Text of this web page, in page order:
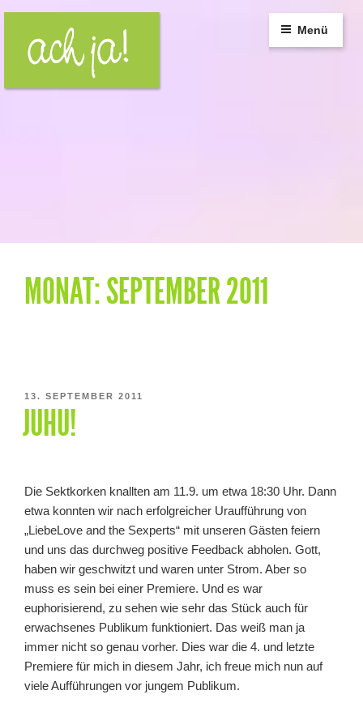
springen
Menü
MONAT:SEPTEMBER 2011
VERÖFFENTLICHT
AM
13. SEPTEMBER 2011
JUHU!
Die Sektkorken knallten am 11.9. um etwa 18:30 Uhr. Dann
etwa konnten wir nach erfolgreicher Uraufführung von
„LiebeLove and the Sexperts“ mit unseren Gästen feiern
und uns das durchweg positive Feedback abholen. Gott,
haben wir geschwitzt und waren unter Strom. Aber so
muss es sein bei einer Premiere. Und es war
euphorisierend, zu sehen wie sehr das Stück auch für
erwachsenes Publikum funktioniert. Das weiß man ja
immer nicht so genau vorher. Dies war die 4. und letzte
Premiere für mich in diesem Jahr, ich freue mich nun auf
viele Aufführungen vor jungem Publikum.